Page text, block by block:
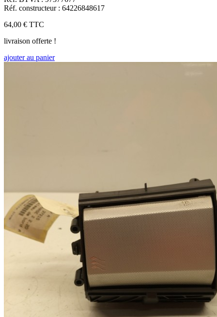
Réf. constructeur : 64226848617
64,00 € TTC
livraison offerte !
ajouter au panier